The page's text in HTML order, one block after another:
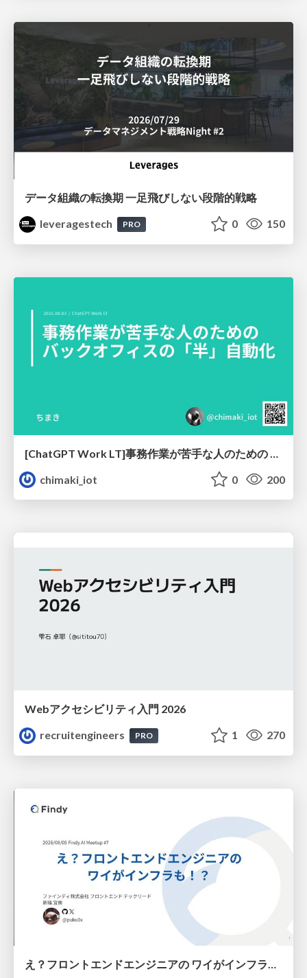
データ組織の転換期 一足飛びしない段階的戦略
leveragestech
PRO 0 150
chimaki_iot
0 200
Webアクセシビリティ入門 2026
recruitengineers
PRO 1 270
え？フロントエンドエンジニアの ワイがインフラも！？